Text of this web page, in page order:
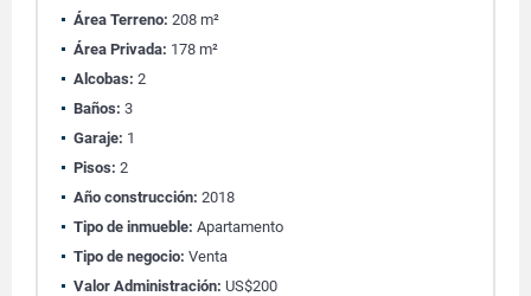
Área Terreno: 208 m²
Área Privada: 178 m²
Alcobas: 2
Baños: 3
Garaje: 1
Pisos: 2
Año construcción: 2018
Tipo de inmueble: Apartamento
Tipo de negocio: Venta
Valor Administración: US$200